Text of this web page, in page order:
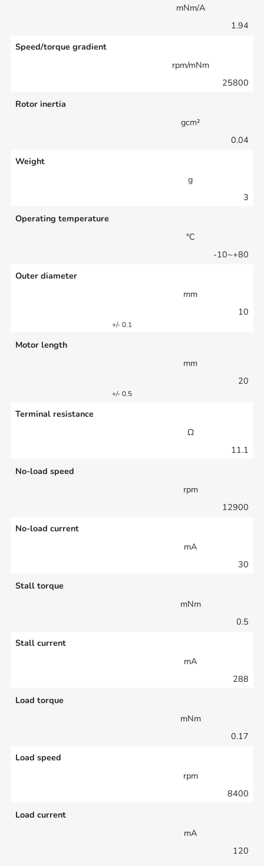
mNm/A
1.94
Speed/torque gradient
rpm/mNm
25800
Rotor inertia
gcm²
0.04
Weight
g
3
Operating temperature
°C
-10~+80
Outer diameter
mm
10
+/- 0.1
Motor length
mm
20
+/- 0.5
Terminal resistance
Ω
11.1
No-load speed
rpm
12900
No-load current
mA
30
Stall torque
mNm
0.5
Stall current
mA
288
Load torque
mNm
0.17
Load speed
rpm
8400
Load current
mA
120